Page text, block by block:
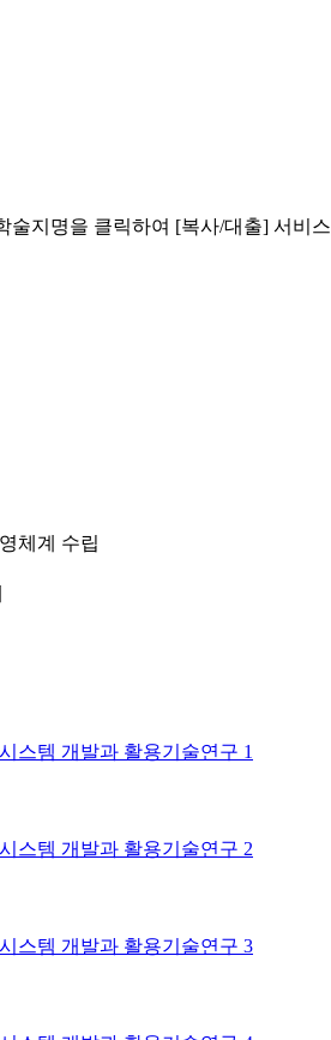
술지명을 클릭하여 [복사/대출] 서비
체계 수립
스템 개발과 활용기술연구 1
스템 개발과 활용기술연구 2
스템 개발과 활용기술연구 3